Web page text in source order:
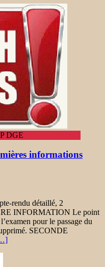
DGE
informations
rendu détaillé, 2
INFORMATION Le point
pour le passage du
SECONDE